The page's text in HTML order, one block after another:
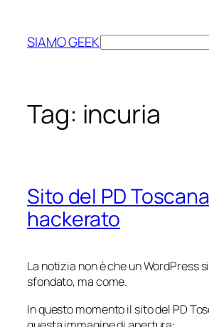
contenuto
SIAMO GEEKCerca
Tag: incuria
Sito del PD Toscana
hackerato
La notizia non è che un WordPress
sfondato, ma come.
In questo momento il sito del PD